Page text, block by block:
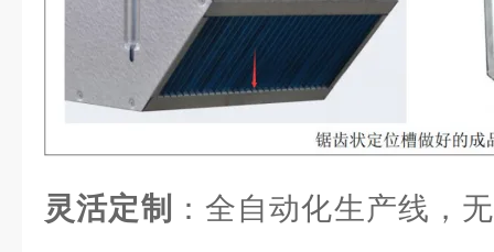
灵活定制
：全自动化生产线，